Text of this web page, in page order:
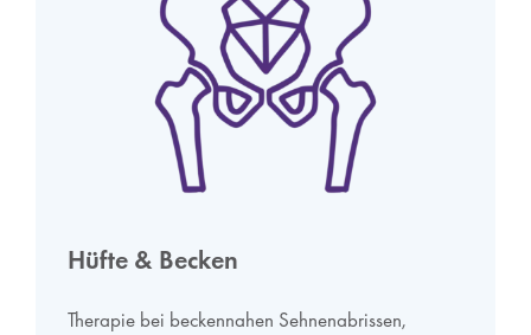
Hüfte & Becken
Therapie bei beckennahen Sehnenabrissen,